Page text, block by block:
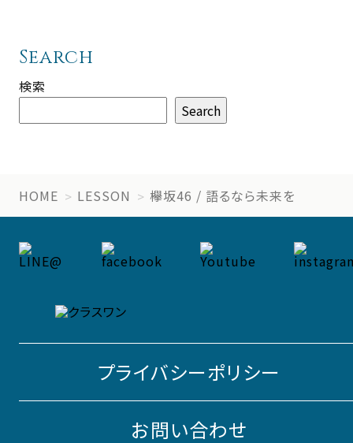
Search
検索
Search
HOME LESSON 欅坂46 / 語るなら未来を
プライバシーポリシー
お問い合わせ